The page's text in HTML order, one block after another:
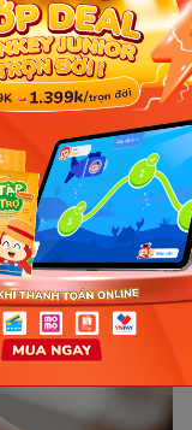
ôn tập về sau.
xem và đọc sẽ
hơn.
luận:Nếu ứng
hoặc cộng
kiến thức, hỏi
những người